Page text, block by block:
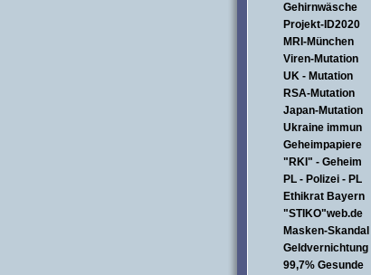
Gehirnwäsche
Projekt-ID2020
MRI-München
Viren-Mutation
UK - Mutation
RSA-Mutation
Japan-Mutation
Ukraine immun
Geheimpapiere
"RKI" - Geheim
PL - Polizei - PL
Ethikrat Bayern
"STIKO"web.de
Masken-Skandal
Geldvernichtung
99,7% Gesunde